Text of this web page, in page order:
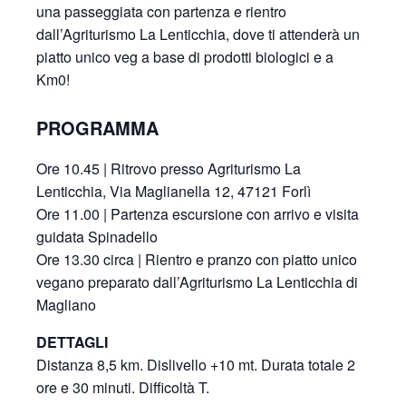
una passeggiata con partenza e rientro
dall’Agriturismo La Lenticchia, dove ti attenderà un
piatto unico veg a base di prodotti biologici e a
Km0!
PROGRAMMA
Ore 10.45 | Ritrovo presso Agriturismo La
Lenticchia, Via Maglianella 12, 47121 Forlì
Ore 11.00 | Partenza escursione con arrivo e visita
guidata Spinadello
Ore 13.30 circa | Rientro e pranzo con piatto unico
vegano preparato dall’Agriturismo La Lenticchia di
Magliano
DETTAGLI
Distanza 8,5 km. Dislivello +10 mt. Durata totale 2
ore e 30 minuti. Difficoltà T.